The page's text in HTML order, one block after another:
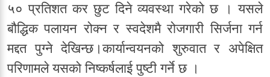
५० प्रतिशत कर छुट दिने व्यवस्था गरेको छ । यसले
बौद्धिक पलायन रोक्न र स्वदेशमै रोजगारी सिर्जना गर्न
मद्दत पुग्ने देखिन्छ।कार्यान्वयनको शुरुवात र अपेक्षित
परिणामले यसको निष्कर्षलाई पुष्टी गर्ने छ ।